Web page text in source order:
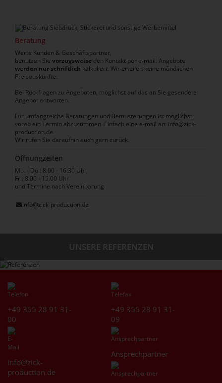
Beratung
Werte Kunden & Geschäftspartner,
benutzen Sie vorzugsweise den Kontakt per e-mail. Angebote
werden nur schriftlich kalkuliert. Wir erteilen keine mündlichen
Preisauskünfte.
Bei Rückfragen zu Angeboten, möglichst auf das an Sie gesendete
Angebot antworten.
Für umfangreiche Beratungen und Bemusterungen ist möglichst
vorab ein Termin abzustimmen. Einfach eine e-mail an: info@zick-
production.de.
Wir rufen Sie daraufhin auch gern zurück.
Öffnungzeiten
Mo. - Do.: 8.00 - 16.30 Uhr
Fr.: 8.00 - 15.00 Uhr
und Termine nach Vereinbarung
info@zick-production.de
UNSERE REFERENZEN
+49 355 28 91 31-
00
+49 355 28 91 31-
09
info@zick-
production.de
Ansprechpartner